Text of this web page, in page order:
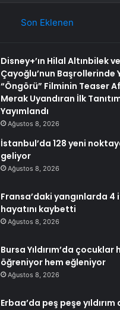
Son Eklenen
Disney+’ın Hilal Altınbilek
Çayoğlu’nun Başrollerinde
“Öngörü” Filminin Teaser
Merak Uyandıran İlk
Yayımlandı
Ağustos 8, 2026
İstanbul’da 128 yeni
geliyor
Ağustos 8, 2026
Fransa’daki yangınlarda 4
hayatını kaybetti
Ağustos 8, 2026
Bursa Yıldırım’da çocuklar
öğreniyor hem eğleniyor
Ağustos 8, 2026
Erbaa’da peş peşe